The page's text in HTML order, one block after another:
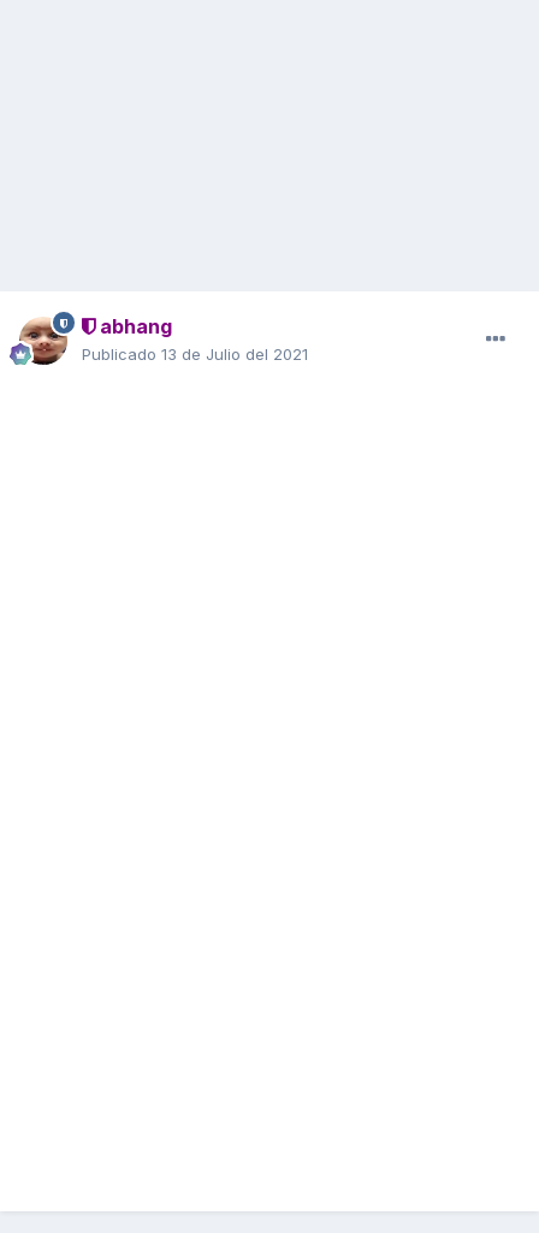
abhang
Publicado 13 de Julio del 2021